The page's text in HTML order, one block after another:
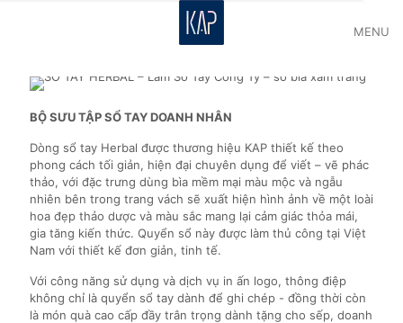
MENU
BỘ SƯU TẬP SỔ TAY DOANH NHÂN
Dòng sổ tay Herbal được thương hiệu KAP thiết kế theo
phong cách tối giản, hiện đại chuyên dụng để viết – vẽ phác
thảo, với đặc trưng dùng bìa mềm mại màu mộc và ngẫu
nhiên bên trong trang vách sẽ xuất hiện hình ảnh về một loài
hoa đẹp thảo dược và màu sắc mang lại cảm giác thỏa mái,
gia tăng kiến thức. Quyển sổ này được làm thủ công tại Việt
Nam với thiết kế đơn giản, tinh tế.
Với công năng sử dụng và dịch vụ in ấn logo, thông điệp
không chỉ là quyển sổ tay dành để ghi chép - đồng thời còn
là món quà cao cấp đầy trân trọng dành tặng cho sếp, doanh